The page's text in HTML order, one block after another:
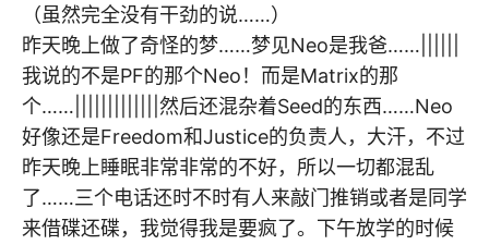
（虽然完全没有干劲的说……）
昨天晚上做了奇怪的梦……梦见Neo是我爸……||||||
我说的不是PF的那个Neo！而是Matrix的那
个……|||||||||||||然后还混杂着Seed的东西……Neo
好像还是Freedom和Justice的负责人，大汗，不过
昨天晚上睡眠非常非常的不好，所以一切都混乱
了……三个电话还时不时有人来敲门推销或者是同学
来借碟还碟，我觉得我是要疯了。下午放学的时候